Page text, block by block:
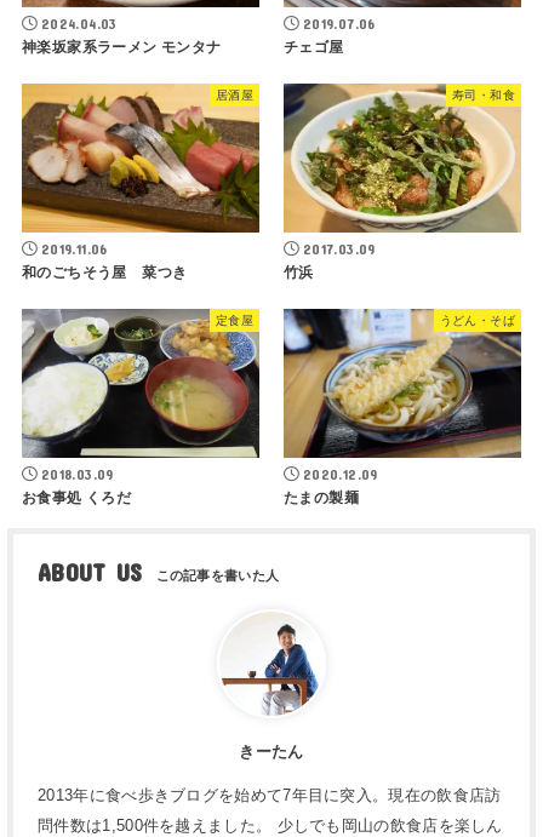
2024.04.03
神楽坂家系ラーメン モンタナ
2019.07.06
チェゴ屋
居酒屋
2019.11.06
和のごちそう屋 菜つき
寿司・和食
2017.03.09
竹浜
定食屋
2018.03.09
お食事処 くろだ
うどん・そば
2020.12.09
たまの製麺
ABOUT US
きーたん
2013年に食べ歩きブログを始めて7年目に突入。現在の飲食店訪
問件数は1,500件を越えました。 少しでも岡山の飲食店を楽しん